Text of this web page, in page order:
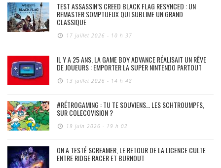
TEST ASSASSIN’S CREED BLACK FLAG RESYNCED : UN
REMASTER SOMPTUEUX QUI SUBLIME UN GRAND
CLASSIQUE
17 juillet 2026 - 10 h 37
IL Y A 25 ANS, LA GAME BOY ADVANCE RÉALISAIT UN RÊVE
DE JOUEURS : EMPORTER LA SUPER NINTENDO PARTOUT
13 juillet 2026 - 14 h 48
#RÉTROGAMING : TU TE SOUVIENS… LES SCHTROUMPFS,
SUR COLECOVISION ?
19 juin 2026 - 19 h 02
ON A TESTÉ SCREAMER, LE RETOUR DE LA LICENCE CULTE
ENTRE RIDGE RACER ET BURNOUT